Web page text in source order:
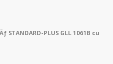
PLUS GLL 1061B cu